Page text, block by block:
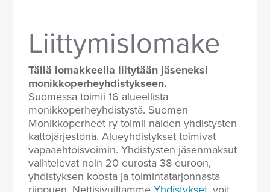
Liittymislomake
Tällä lomakkeella liitytään jäseneksi
monikkoperheyhdistykseen.
Suomessa toimii 16 alueellista
monikkoperheyhdistystä. Suomen
Monikkoperheet ry toimii näiden yhdistysten
kattojärjestönä. Alueyhdistykset toimivat
vapaaehtoisvoimin. Yhdistysten jäsenmaksut
vaihtelevat noin 20 eurosta 38 euroon,
yhdistyksen koosta ja toimintatarjonnasta